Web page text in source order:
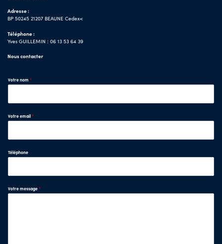
Adresse :
BP 50245 21207 BEAUNE Cedex<
Téléphone :
Yves GUILLEMIN : 06 13 53 64 39
Nous contacter
Votre nom *
Votre email*
Téléphone
Votre message*